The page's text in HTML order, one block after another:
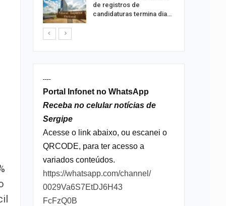
de registros de
candidaturas termina dia…
----
Portal Infonet no WhatsApp
Receba no celular notícias de
Sergipe
Acesse o link abaixo, ou escanei o
QRCODE, para ter acesso a
variados conteúdos.
https://whatsapp.com/channel/
0029Va6S7EtDJ6H43
FcFzQ0B